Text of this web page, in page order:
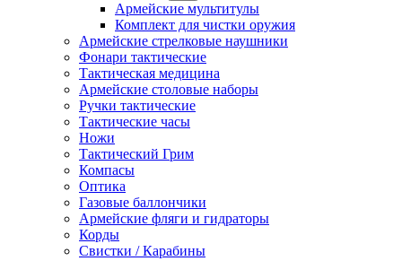
Армейские мультитулы
Комплект для чистки оружия
Армейские стрелковые наушники
Фонари тактические
Тактическая медицина
Армейские столовые наборы
Ручки тактические
Тактические часы
Ножи
Тактический Грим
Компасы
Оптика
Газовые баллончики
Армейские фляги и гидраторы
Корды
Свистки / Карабины